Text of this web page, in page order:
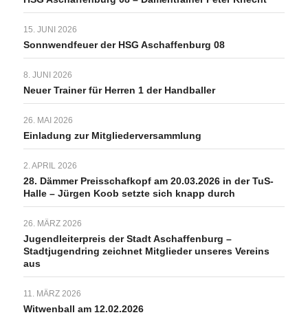
15. JUNI 2026
Sonnwendfeuer der HSG Aschaffenburg 08
8. JUNI 2026
Neuer Trainer für Herren 1 der Handballer
26. MAI 2026
Einladung zur Mitgliederversammlung
2. APRIL 2026
28. Dämmer Preisschafkopf am 20.03.2026 in der TuS-
Halle – Jürgen Koob setzte sich knapp durch
26. MÄRZ 2026
Jugendleiterpreis der Stadt Aschaffenburg –
Stadtjugendring zeichnet Mitglieder unseres Vereins
aus
11. MÄRZ 2026
Witwenball am 12.02.2026